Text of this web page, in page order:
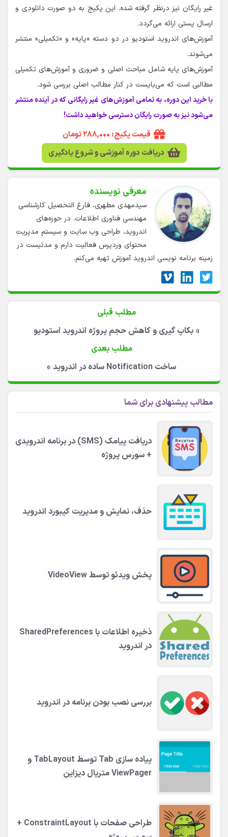
غیر رایگان نیز درنظر گرفته شده. این پکیج به دو صورت دانلودی و
ارسال پستی ارائه می‌گردد.
آموزش‌های اندروید استودیو در دو دسته «پایه» و «تکمیلی» منتشر
می‌شوند.
آموزش‌های پایه شامل مباحث اصلی و ضروری و آموزش‌های تکمیلی
مطالبی است که می‌بایست در کنار مطالب اصلی بررسی شود.
با خرید این دوره، به تمامی آموزش‌های غیر رایگانی که در آینده منتشر
می‌شود نیز به صورت رایگان دسترسی خواهید داشت!
قیمت پکیج: ۲۸۸,۰۰۰ تومان
دریافت دوره آموزشی و شروع یادگیری
معرفی نویسنده
سیدمهدی مطهری، فارغ التحصیل کارشناسی
مهندسی فناوری اطلاعات. در حوزه‌های
اندروید، طراحی وب سایت و سیستم مدیریت
محتوای وردپرس فعالیت دارم و مدتیست در
زمینه برنامه نویسی اندروید آموزش تهیه می‌کنم.
مطلب قبلی
« بکاپ گیری و کاهش حجم پروژه اندروید استودیو
مطلب بعدی
ساخت Notification ساده در اندروید
»
مطالب پیشنهادی برای شما
دریافت پیامک (SMS) در برنامه اندرویدی
+ سورس پروژه
حذف، نمایش و مدیریت کیبورد اندروید
پخش ویدئو توسط VideoView
ذخیره اطلاعات با SharedPreferences
در اندروید
بررسی نصب بودن برنامه در اندروید
پیاده سازی Tab توسط TabLayout و
ViewPager متریال دیزاین
طراحی صفحات با ConstraintLayout +